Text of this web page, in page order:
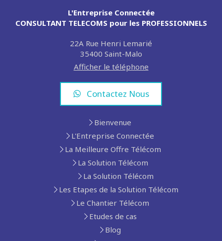
L'Entreprise Connectée
CONSULTANT TELECOMS pour les PROFESSIONNELS
22A Rue Henri Lemarié
35400 Saint-Malo
Afficher le téléphone
Contactez Nous
Bienvenue
L'Entreprise Connectée
La Meilleure Offre Télécom
La Solution Télécom
La Solution Télécom
Les Etapes de la Solution Télécom
Le Chantier Télécom
Etudes de cas
Blog